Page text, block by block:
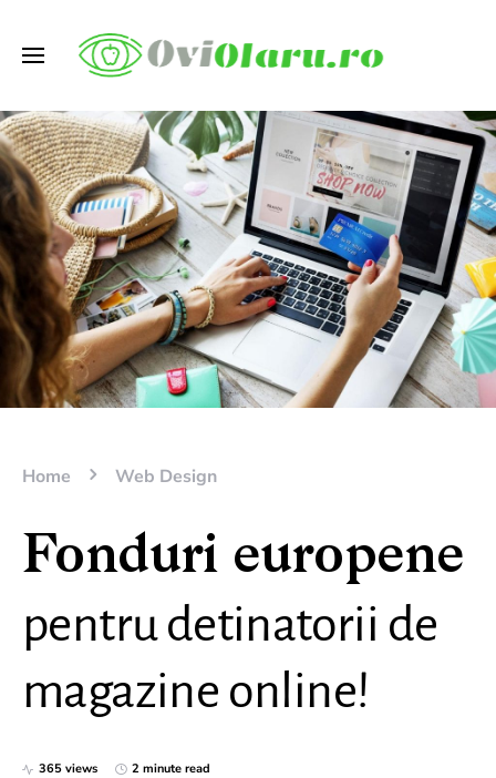
Home Web Design
Fonduri europene
pentru detinatorii de
magazine online!
365 views 2 minute read